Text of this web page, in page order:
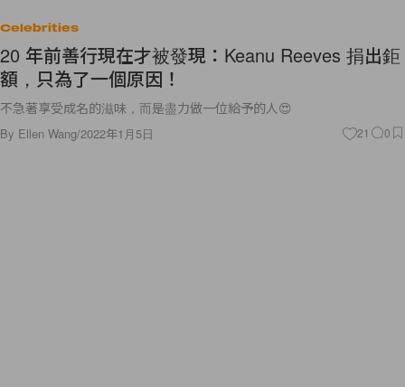
Celebrities
20 年前善行現在才被發現：Keanu Reeves 捐出鉅
額，只為了一個原因！
不急著享受成名的滋味，而是盡力做一位給予的人😍
By Ellen Wang/2022年1月5日 21 0